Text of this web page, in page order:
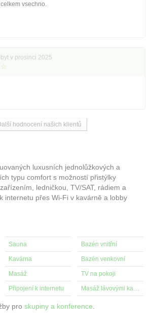
vsechno.
v prosinci 2025
hodnocení našich klientů
luxusních jednolůžkových a
typu comfort s možností přistýlky
ledničkou, TV/SAT, rádiem a
internetu přes Wi-Fi v kavárně a lobby
Sauna Bazén vnitřní
Kavárna Bazén venkovní
Masáž TV na pokoji
Připojení k internetu Masáž lávovými kameny
pro skupiny a konference.